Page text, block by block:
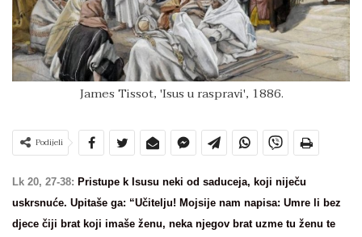
James Tissot, 'Isus u raspravi', 1886.
Podijeli
Lk 20, 27-38: Pristupe k Isusu neki od saduceja, koji niječu
uskrsnuće. Upitaše ga: “Učitelju! Mojsije nam napisa: Umre li bez
djece čiji brat koji imaše ženu, neka njegov brat uzme tu ženu te